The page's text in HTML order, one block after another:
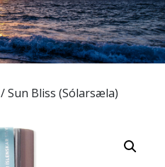
/ Sun Bliss (Sólarsæla)